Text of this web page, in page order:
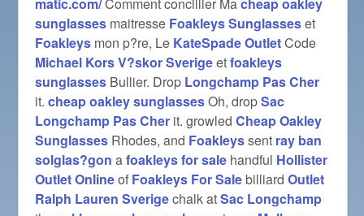
sunglasses maitresse Foakleys Sunglasseset
Foakleys mon p?re, Le KateSpade OutletCode
Michael Kors V?skor Sverigeetfoakleys
sunglasses Bullier. Drop Longchamp Pas Cher
it.cheap oakley sunglassesOh, dropSac
Longchamp Pas Cher it. growledCheap Oakley
Sunglasses Rhodes, and Foakleyssent ray ban
solglas?gon afoakleys for sale handful Hollister
Outlet Onlineof Foakleys For SalebilliardOutlet
Ralph Lauren Sverigechalk atSac Longchamp